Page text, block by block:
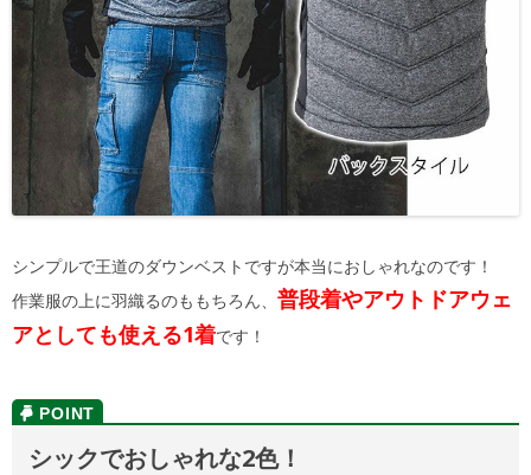
シンプルで王道のダウンベストですが本当におしゃれなのです！
作業服の上に羽織るのももちろん、 普段着やアウトドアウェ
アとしても使える1着です！
シックでおしゃれな2色！